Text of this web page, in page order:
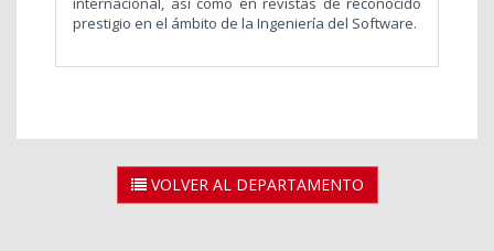
prestigio en el ámbito de la Ingeniería del Software.
VOLVER AL DEPARTAMENTO